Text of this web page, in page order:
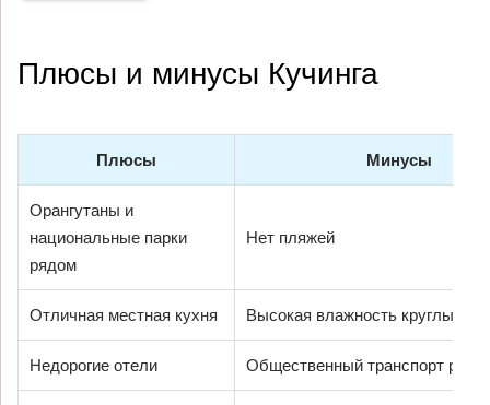
Плюсы и минусы Кучинга
Плюсы Минусы
Орангутаны и
национальные парки
рядом
Нет пляжей
Отличная местная кухня Высокая влажность круглый год
Недорогие отели Общественный транспорт